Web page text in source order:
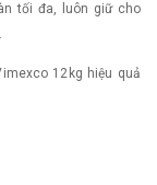
tối đa, luôn giữ cho
12kg hiệu quả